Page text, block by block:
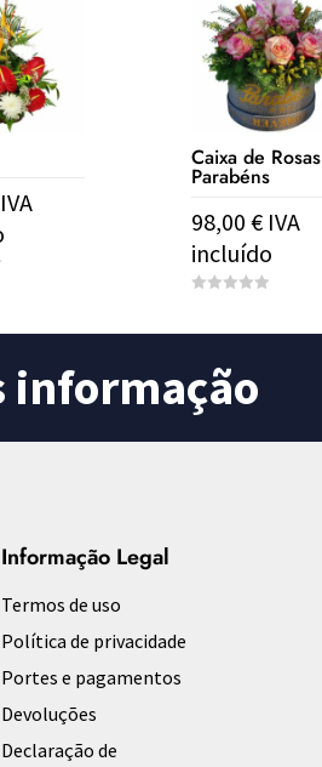
IVA
Caixa de Rosas
Parabéns
98,00€ IVA
incluído
u
5
informação
Informação Legal
Termos de uso
Política de privacidade
Portes e pagamentos
Devoluções
Declaração de